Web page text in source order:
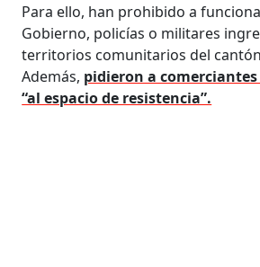
Para ello, han prohibido a
Gobierno, policías o militares
territorios comunitarios del
Además, pidieron a comerciantes
“al espacio de resistencia”.